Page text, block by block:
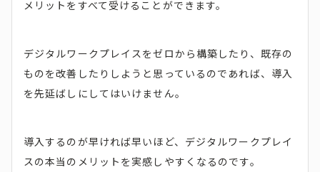
メリットをすべて受けることができます。
デジタルワークプレイスをゼロから構築したり、既存の
ものを改善したりしようと思っているのであれば、導入
を先延ばしにしてはいけません。
導入するのが早ければ早いほど、デジタルワークプレイ
スの本当のメリットを実感しやすくなるのです。